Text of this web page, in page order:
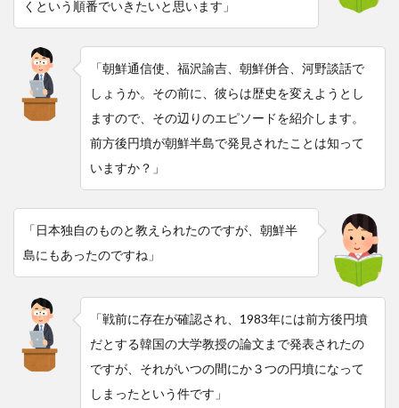
くという順番でいきたいと思います」
「朝鮮通信使、福沢諭吉、朝鮮併合、河野談話で
しょうか。その前に、彼らは歴史を変えようとし
ますので、その辺りのエピソードを紹介します。
前方後円墳が朝鮮半島で発見されたことは知って
いますか？」
「日本独自のものと教えられたのですが、朝鮮半
島にもあったのですね」
「戦前に存在が確認され、1983年には前方後円墳
だとする韓国の大学教授の論文まで発表されたの
ですが、それがいつの間にか３つの円墳になって
しまったという件です」